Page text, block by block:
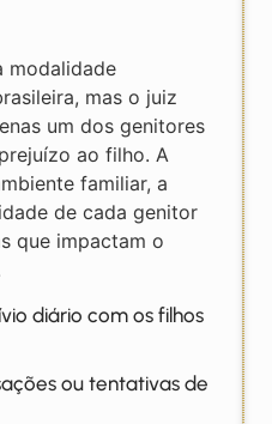
modalidade
mas o juiz
um dos genitores
ao filho. A
familiar, a
de cada genitor
que impactam o
diário com os filhos
ou tentativas de